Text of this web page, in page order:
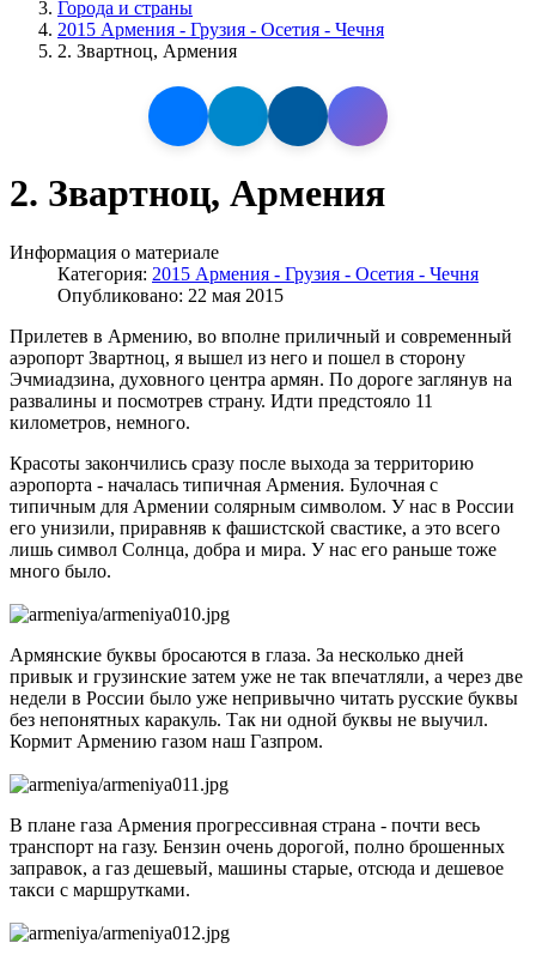
Города и страны
2015 Армения - Грузия - Осетия - Чечня
2. Звартноц, Армения
2. Звартноц, Армения
Информация о материале
Категория: 2015 Армения - Грузия - Осетия - Чечня
Опубликовано: 22 мая 2015
Прилетев в Армению, во вполне приличный и современный
аэропорт Звартноц, я вышел из него и пошел в сторону
Эчмиадзина, духовного центра армян. По дороге заглянув на
развалины и посмотрев страну. Идти предстояло 11
километров, немного.
Красоты закончились сразу после выхода за территорию
аэропорта - началась типичная Армения. Булочная с
типичным для Армении солярным символом. У нас в России
его унизили, приравняв к фашистской свастике, а это всего
лишь символ Солнца, добра и мира. У нас его раньше тоже
много было.
Армянские буквы бросаются в глаза. За несколько дней
привык и грузинские затем уже не так впечатляли, а через две
недели в России было уже непривычно читать русские буквы
без непонятных каракуль. Так ни одной буквы не выучил.
Кормит Армению газом наш Газпром.
В плане газа Армения прогрессивная страна - почти весь
транспорт на газу. Бензин очень дорогой, полно брошенных
заправок, а газ дешевый, машины старые, отсюда и дешевое
такси с маршрутками.